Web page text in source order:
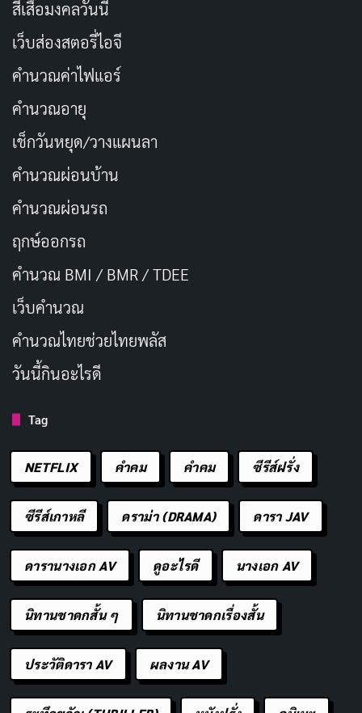
สีเสื้อมงคลวันนี้
เว็บส่องสตอรี่ไอจี
คำนวณค่าไฟแอร์
คำนวณอายุ
เช็กวันหยุด/วางแผนลา
คำนวณผ่อนบ้าน
คำนวณผ่อนรถ
ฤกษ์ออกรถ
คำนวณ BMI / BMR / TDEE
เว็บคํานวณ
คํานวณไทยช่วยไทยพลัส
วันนี้กินอะไรดี
Tag
NETFLIX คำคม คําคม ซีรีส์ฝรั่ง
ซีรีส์เกาหลี ดราม่า (DRAMA) ดารา JAV
ดารานางเอก AV ดูอะไรดี นางเอก AV
นิทานชาดกสั้น ๆ นิทานชาดกเรื่องสั้น
ประวัติดารา AV ผลงาน AV